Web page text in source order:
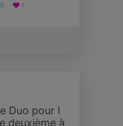
1
Duo pour l
deuxième à